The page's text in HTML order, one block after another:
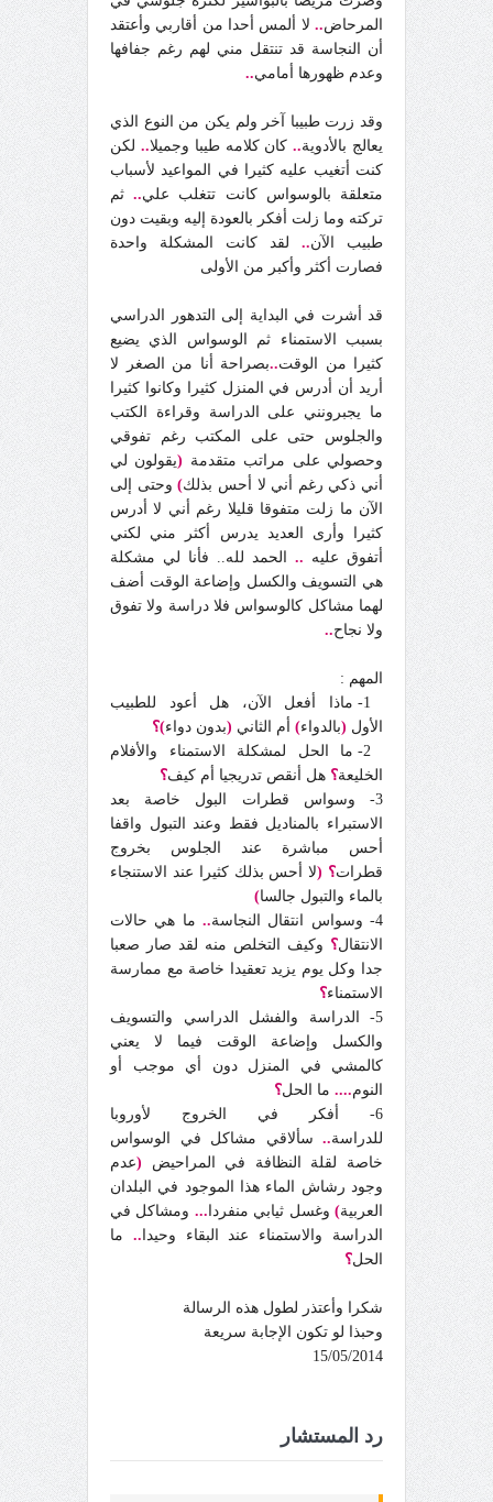
المرحاض.. لا ألمس أحدا من أقاربي وأعتقد
أن النجاسة قد تنتقل مني لهم رغم جفافها
وعدم ظهورها أمامي..
وقد زرت طبيبا آخر ولم يكن من النوع الذي
يعالج بالأدوية..كان كلامه طيبا وجميلا.. لكن
كنت أتغيب عليه كثيرا في المواعيد لأسباب
متعلقة بالوسواس كانت تتغلب علي..ثم
تركته وما زلت أفكر بالعودة إليه وبقيت دون
طبيب الآن.. لقد كانت المشكلة واحدة
فصارت أكثر وأكبر من الأولى
قد أشرت في البداية إلى التدهور الدراسي
بسبب الاستمناء ثم الوسواس الذي يضيع
كثيرا من الوقت..بصراحة أنا من الصغر لا
أريد أن أدرس في المنزل كثيرا وكانوا كثيرا
ما يجبرونني على الدراسة وقراءة الكتب
والجلوس حتى على المكتب رغم تفوقي
وحصولي على مراتب متقدمة (يقولون لي
أني ذكي رغم أني لا أحس بذلك)وحتى إلى
الآن ما زلت متفوقا قليلا رغم أني لا أدرس
كثيرا وأرى العديد يدرس أكثر مني لكني
أتفوق عليه .. الحمد لله.. فأنا لي مشكلة
هي التسويف والكسل وإضاعة الوقت أضف
لهما مشاكل كالوسواس فلا دراسة ولا تفوق
ولا نجاح..
المهم :
1- ماذا أفعل الآن، هل أعود للطبيب
الأول (بالدواء) أم الثاني (بدون دواء)؟
2- ما الحل لمشكلة الاستمناء والأفلام
الخليعة؟ هل أنقص تدريجيا أم كيف؟
3- وسواس قطرات البول خاصة بعد
الاستبراء بالمناديل فقط وعند التبول واقفا
أحس مباشرة عند الجلوس بخروج
قطرات؟ (لا أحس بذلك كثيرا عند الاستنجاء
بالماء والتبول جالسا)
4- وسواس انتقال النجاسة
.. ما هي حالات
الانتقال؟ وكيف التخلص منه لقد صار صعبا
جدا وكل يوم يزيد تعقيدا خاصة مع ممارسة
الاستمناء؟
5- الدراسة والفشل الدراسي والتسويف
والكسل وإضاعة الوقت فيما لا يعني
كالمشي في المنزل دون أي موجب أو
النوم.... ما الحل؟
6- أفكر في الخروج لأوروبا
للدراسة.. سألاقي مشاكل في الوسواس
خاصة لقلة النظافة في المراحيض (عدم
وجود رشاش الماء هذا الموجود في البلدان
العربية)وغسل ثيابي منفردا ... ومشاكل في
الدراسة والاستمناء عند البقاء وحيدا .. ما
الحل؟
شكرا وأعتذر لطول هذه الرسالة
وحبذا لو تكون الإجابة سريعة
15/05/2014
رد المستشار